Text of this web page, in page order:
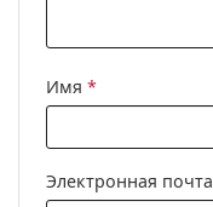
Имя *
Электронная почта